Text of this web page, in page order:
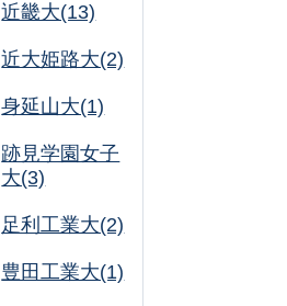
近畿大(13)
近大姫路大(2)
身延山大(1)
跡見学園女子
大(3)
足利工業大(2)
豊田工業大(1)